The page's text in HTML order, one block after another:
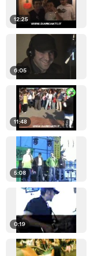
12:25
6:05
11:48
5:08
0:19